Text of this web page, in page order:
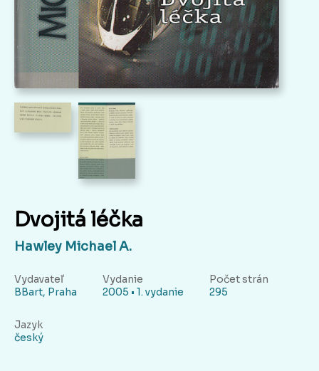
Dvojitá léčka
Hawley Michael A.
Vydavateľ
BBart, Praha
Vydanie
2005 • 1. vydanie
Počet strán
295
Jazyk
český